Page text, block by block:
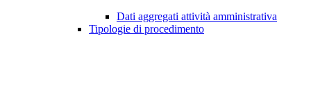
Dati aggregati attività amministrativa
Tipologie di procedimento